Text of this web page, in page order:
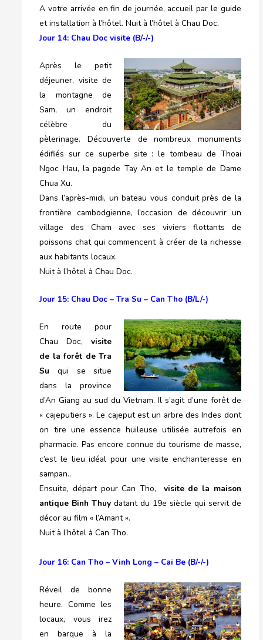
A votre arrivée en fin de journée, accueil par le guide
et installation à l’hôtel. Nuit à l’hôtel à Chau Doc.
Jour 14: Chau Doc visite (B/-/-)
Après le petit
déjeuner, visite de
la montagne de
Sam, un endroit
célèbre du
pèlerinage. Découverte de nombreux monuments
édifiés sur ce superbe site : le tombeau de Thoai
Ngoc Hau, la pagode Tay An et le temple de Dame
Chua Xu.
Dans l’après-midi, un bateau vous conduit près de la
frontière cambodgienne, l’occasion de découvrir un
village des Cham avec ses viviers flottants de
poissons chat qui commencent à créer de la richesse
aux habitants locaux.
Nuit à l’hôtel à Chau Doc.
Jour 15: Chau Doc – Tra Su – Can Tho (B/L/-)
En route pour
Chau Doc,visite
de la forêt de Tra
Su qui se situe
dans la province
d’An Giang au sud du Vietnam. Il s’agit d’une forêt de
« cajeputiers ». Le cajeput est un arbre des Indes dont
on tire une essence huileuse utilisée autrefois en
pharmacie. Pas encore connue du tourisme de masse,
c’est le lieu idéal pour une visite enchanteresse en
sampan..
Ensuite, départ pour Can Tho, visite de la maison
antique Binh Thuy datant du 19e siècle qui servit de
décor au film « l’Amant ».
Nuit à l’hôtel à Can Tho.
Jour 16: Can Tho – Vinh Long – Cai Be (B/-/-)
Réveil de bonne
heure. Comme les
locaux, vous irez
en barque à la